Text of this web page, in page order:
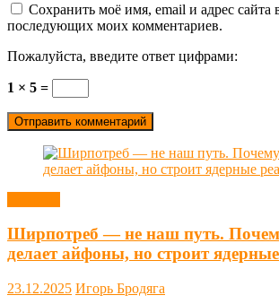
Сохранить моё имя, email и адрес сайта
последующих моих комментариев.
Пожалуйста, введите ответ цифрами:
1 × 5 =
Ширпотреб — не наш путь.
делает айфоны, но строит
23.12.2025 Игорь Бродяга